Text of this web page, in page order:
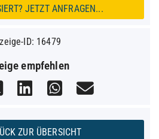
JETZT ANFRAGEN...
ID: 16479
empfehlen
ZUR ÜBERSICHT